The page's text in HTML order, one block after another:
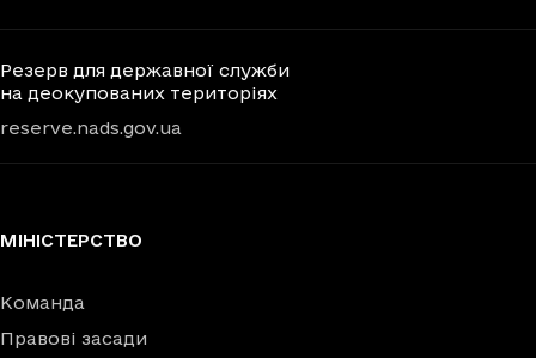
Резерв для державної служби
на деокупованих територіях
reserve.nads.gov.ua
МІНІСТЕРСТВО
Команда
Правові засади